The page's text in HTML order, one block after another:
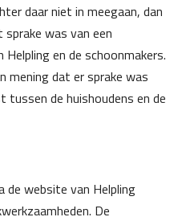
daar niet in meegaan, dan
was van een
en de schoonmakers.
mening dat er sprake was
tussen de huishoudens en de
de website van Helpling
De